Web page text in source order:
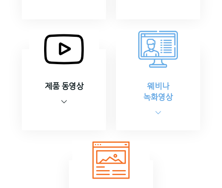
제품 동영상
웨비나
녹화영상